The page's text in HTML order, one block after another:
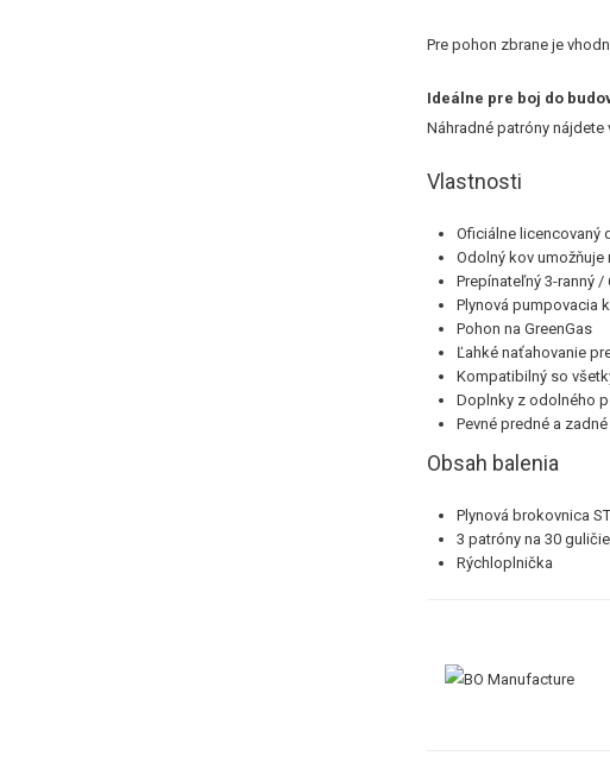
Pre pohon zbrane je
Ideálne pre boj do
Náhradné patróny
Vlastnosti
Oficiálne licencovaný
Odolný kov umožňuje
Prepínateľný 3-ranný /
Plynová pumpovacia
Pohon na GreenGas
Ľahké naťahovanie
Kompatibilný so
Doplnky z odolného
Pevné predné a
Obsah balenia
Plynová brokovnica
3 patróny na 30
Rýchloplnička